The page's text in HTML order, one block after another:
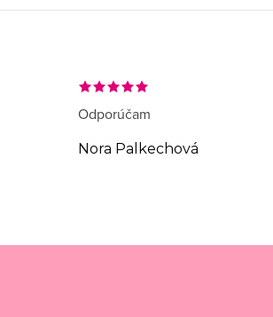
Odporúčam
Nora Palkechová